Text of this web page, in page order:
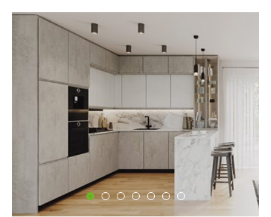
Türenrenovierung
Haustürenrenovierung
Küchenrenovierung
TreppenrenovierungDeckenrenovierung
Über
uns
&
Karriere
Fensterrenovierung
Deckenrenovierung
Über uns
Jobs & Karriere